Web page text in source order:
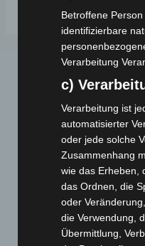
Betroffene
identifizierbare
Verarbeitung
c)
Verarbeitung ist
automatisierter
oder jede solche
Zusammenhang
wie das Erheben,
das Ordnen, die
oder
die Verwendung,
Übermittlung,